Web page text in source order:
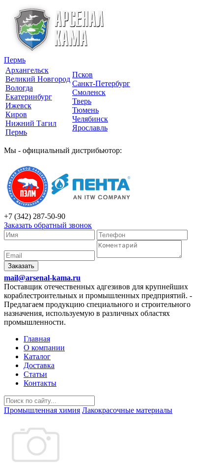
Пермь
Архангельск
Великий Новгород
Вологда
Екатеринбург
Ижевск
Киров
Нижний Тагил
Пермь
Псков
Санкт-Петербург
Смоленск
Тверь
Тюмень
Челябинск
Ярославль
Мы - официальный дистрибьютор:
+7 (342) 287-50-90
Заказать обратный звонок
Заказать
mail@arsenal-kama.ru
Поставщик отечественных адгезивов для крупнейших
кораблестроительных и промышленных предприятий. -
Предлагаем продукцию специального и строительного
назначения, используемую в различных областях
промышленности.
Главная
О компании
Каталог
Доставка
Статьи
Контакты
Промышленная химия Лакокрасочные материалы